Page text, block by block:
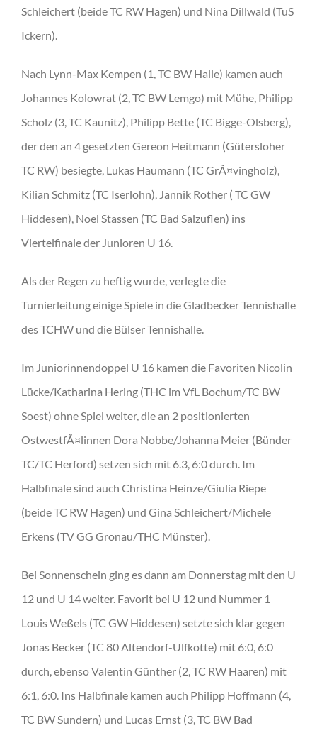
Schleichert (beide TC RW Hagen) und Nina Dillwald (TuS
Ickern).
Nach Lynn-Max Kempen (1, TC BW Halle) kamen auch
Johannes Kolowrat (2, TC BW Lemgo) mit Mühe, Philipp
Scholz (3, TC Kaunitz), Philipp Bette (TC Bigge-Olsberg),
der den an 4 gesetzten Gereon Heitmann (Gütersloher
TC RW) besiegte, Lukas Haumann (TC GrÃ¤vingholz),
Kilian Schmitz (TC Iserlohn), Jannik Rother ( TC GW
Hiddesen), Noel Stassen (TC Bad Salzuflen) ins
Viertelfinale der Junioren U 16.
Als der Regen zu heftig wurde, verlegte die
Turnierleitung einige Spiele in die Gladbecker Tennishalle
des TCHW und die Bülser Tennishalle.
Im Juniorinnendoppel U 16 kamen die Favoriten Nicolin
Lücke/Katharina Hering (THC im VfL Bochum/TC BW
Soest) ohne Spiel weiter, die an 2 positionierten
OstwestfÃ¤linnen Dora Nobbe/Johanna Meier (Bünder
TC/TC Herford) setzen sich mit 6.3, 6:0 durch. Im
Halbfinale sind auch Christina Heinze/Giulia Riepe
(beide TC RW Hagen) und Gina Schleichert/Michele
Erkens (TV GG Gronau/THC Münster).
Bei Sonnenschein ging es dann am Donnerstag mit den U
12 und U 14 weiter. Favorit bei U 12 und Nummer 1
Louis Weßels (TC GW Hiddesen) setzte sich klar gegen
Jonas Becker (TC 80 Altendorf-Ulfkotte) mit 6:0, 6:0
durch, ebenso Valentin Günther (2, TC RW Haaren) mit
6:1, 6:0. Ins Halbfinale kamen auch Philipp Hoffmann (4,
TC BW Sundern) und Lucas Ernst (3, TC BW Bad